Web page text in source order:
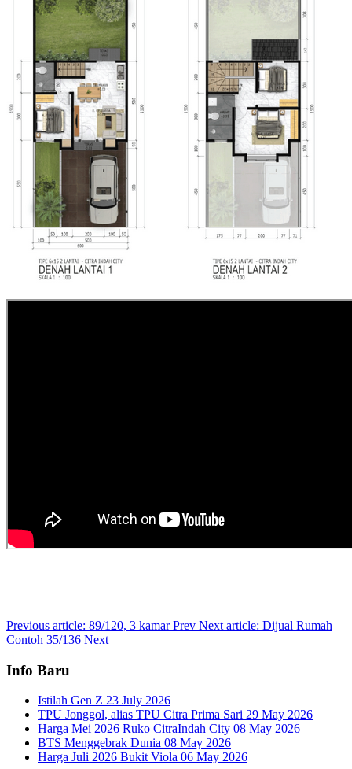
Previous article: 89/120, 3 kamarPrev Next article: Dijual Rumah
Contoh 35/136 Next
Info Baru
Istilah Gen Z 23 July 2026
TPU Jonggol, alias TPU Citra Prima Sari 29 May 2026
Harga Mei 2026 Ruko CitraIndah City 08 May 2026
BTS Menggebrak Dunia 08 May 2026
Harga Juli 2026 Bukit Viola 06 May 2026